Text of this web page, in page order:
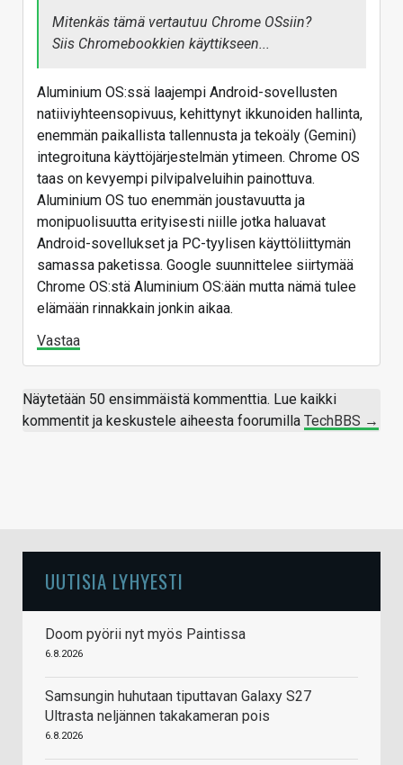
Mitenkäs tämä vertautuu Chrome OSsiin?
Siis Chromebookkien käyttikseen...
Aluminium OS:ssä laajempi Android-sovellusten
natiiviyhteensopivuus, kehittynyt ikkunoiden hallinta,
enemmän paikallista tallennusta ja tekoäly (Gemini)
integroituna käyttöjärjestelmän ytimeen. Chrome OS
taas on kevyempi pilvipalveluihin painottuva.
Aluminium OS tuo enemmän joustavuutta ja
monipuolisuutta erityisesti niille jotka haluavat
Android-sovellukset ja PC-tyylisen käyttöliittymän
samassa paketissa. Google suunnittelee siirtymää
Chrome OS:stä Aluminium OS:ään mutta nämä tulee
elämään rinnakkain jonkin aikaa.
Vastaa
Näytetään 50 ensimmäistä kommenttia. Lue kaikki
kommentit ja keskustele aiheesta foorumilla TechBBS →
UUTISIA LYHYESTI
Doom pyörii nyt myös Paintissa
6.8.2026
Samsungin huhutaan tiputtavan Galaxy S27
Ultrasta neljännen takakameran pois
6.8.2026